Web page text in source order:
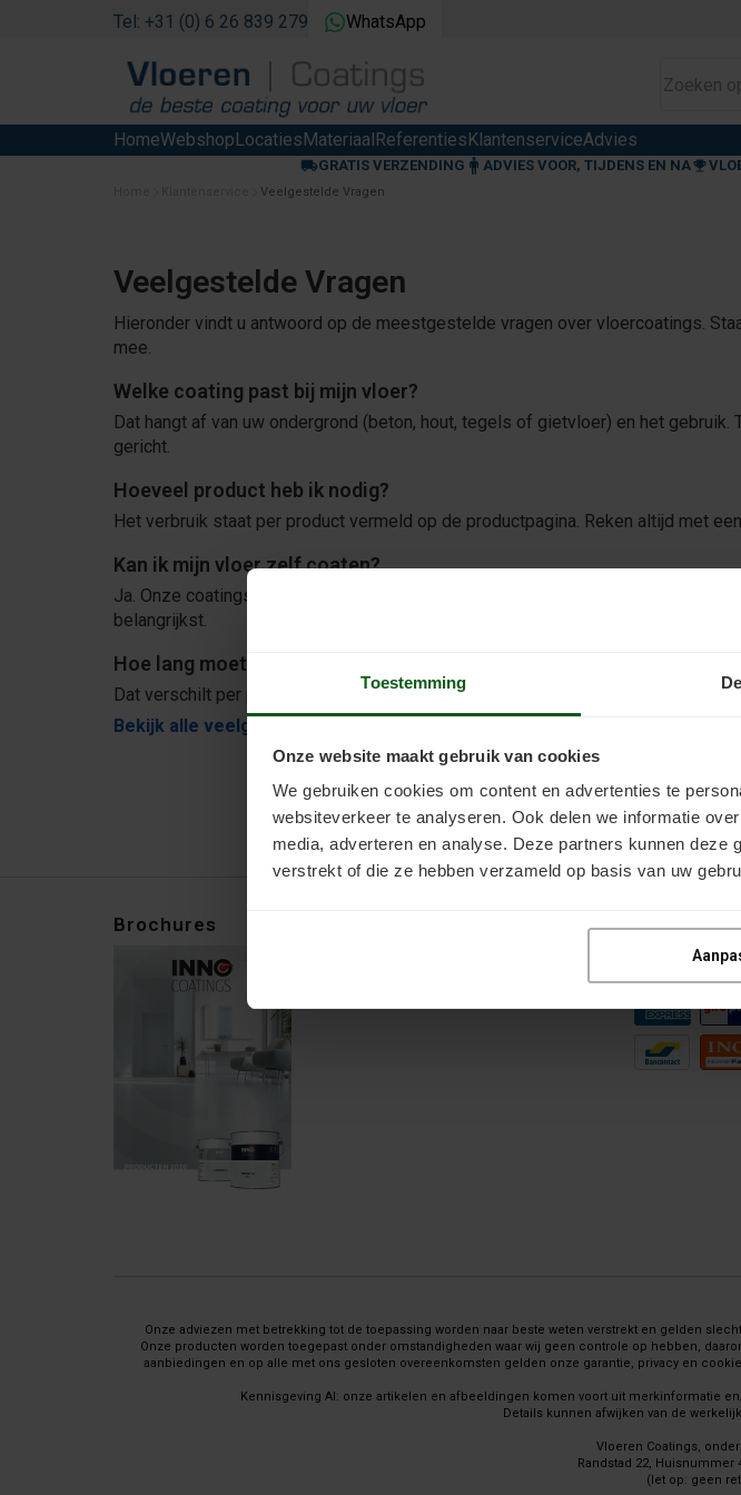
Toestemming
Onze website maakt gebruik van cookies
We gebruiken cookies om content en advertenties te
websiteverkeer te analyseren. Ook delen we informatie
media, adverteren en analyse. Deze partners kunnen
verstrekt of die ze hebben verzameld op basis van uw
Tel: +31 (0) 6 26 839 279 WhatsApp
HomeWebshopLocatiesMateriaalReferentiesKlantenserviceAdvies
GRATIS VERZENDING ADVIES VOOR, TIJDENS EN NA
Veelgestelde Vragen
Veelgestelde Vragen
Hieronder vindt u antwoord op de meestgestelde vragen over vloercoatings.
mee.
Welke coating past bij mijn vloer?
Dat hangt af van uw ondergrond (beton, hout, tegels of gietvloer) en het
gericht.
Hoeveel product heb ik nodig?
Het verbruik staat per product vermeld op de productpagina. Reken altijd met
Kan ik mijn vloer zelf coaten?
Ja. Onze coatings zijn geschikt voor de doe-het-zelver; bij elk product vindt u
belangrijkst.
Hoe lang moet een coating drogen?
Dat verschilt per product en laag. De droog- en overschildertijden vindt u op de
Bekijk alle veelgestelde vragen per vloertype →
Brochures
Onze adviezen met betrekking tot de toepassing worden naar beste weten verstrekt en gelden
Onze producten worden toegepast onder omstandigheden waar wij geen controle op hebben,
aanbiedingen en op alle met ons gesloten overeenkomsten gelden onze garantie, privacy en
Kennisgeving AI: onze artikelen en afbeeldingen komen voort uit merkinformatie
Details kunnen afwijken van de
Vloeren Coatings,
Randstad 22, Huisnummer
(let op: geen